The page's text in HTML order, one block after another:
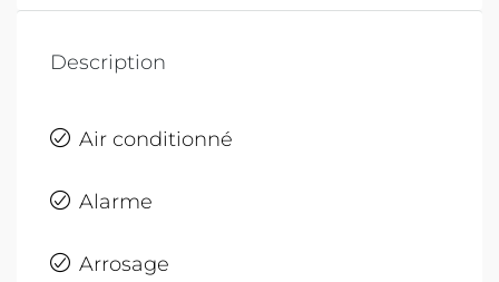
Description
Air conditionné
Alarme
Arrosage